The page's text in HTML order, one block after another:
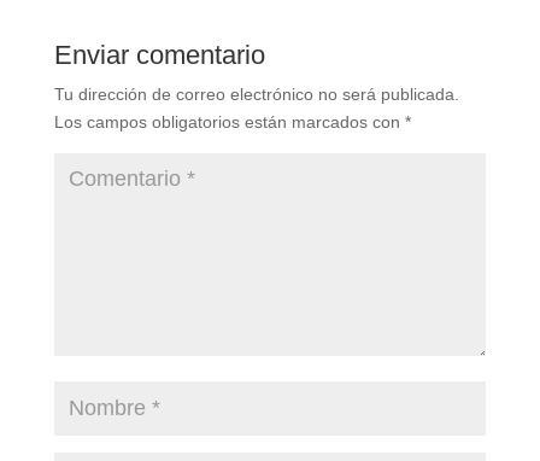
Enviar comentario
Tu dirección de correo electrónico no será publicada.
Los campos obligatorios están marcados con *